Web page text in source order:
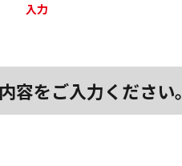
入力
容をご入力ください。